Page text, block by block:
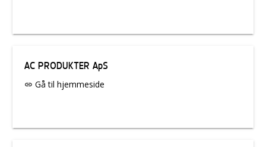
AC PRODUKTER ApS
link Gå til hjemmeside